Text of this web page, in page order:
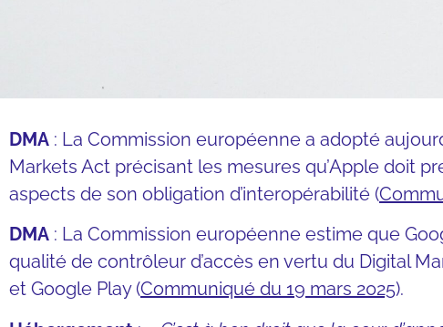
DMA : La Commission européenne a adopté
Markets Act précisant les mesures qu’Apple doit
aspects de son obligation d’interopérabilité (
DMA : La Commission européenne estime que
qualité de contrôleur d’accès en vertu du Digital
et Google Play (Communiqué du 19 mars 2025).